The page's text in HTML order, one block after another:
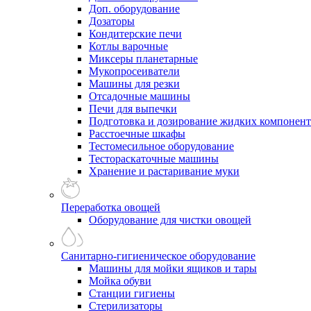
Доп. оборудование
Дозаторы
Кондитерские печи
Котлы варочные
Миксеры планетарные
Мукопросеиватели
Машины для резки
Отсадочные машины
Печи для выпечки
Подготовка и дозирование жидких
Расстоечные шкафы
Тестомесильное оборудование
Тестораскаточные машины
Хранение и растаривание муки
Переработка овощей
Оборудование для чистки овощей
Санитарно-гигиеническое оборудование
Машины для мойки ящиков и тары
Мойка обуви
Станции гигиены
Стерилизаторы